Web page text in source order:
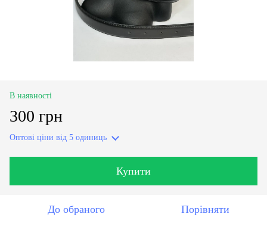
В наявності
300 грн
Оптові ціни від 5 одиниць
Купити
До обраного Порівняти